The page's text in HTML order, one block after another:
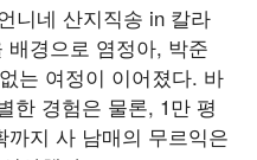
니네 산지직송 in 칼라
경으로 염정아, 박준
는 여정이 이어졌다. 바
한 경험은 물론, 1만 평
지 사 남매의 무르익은